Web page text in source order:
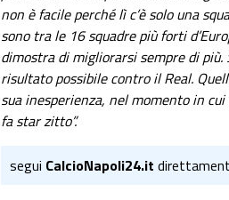
non è facile perché lì c’è solo una
sono tra le 16 squadre più forti
dimostra di migliorarsi sempre di
risultato possibile contro il Real.
sua inesperienza, nel momento in
fa star zitto”.
segui CalcioNapoli24.it